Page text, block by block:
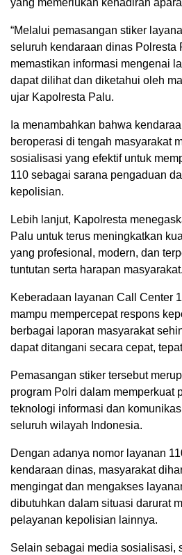
yang memerlukan kehadiran
“Melalui pemasangan stiker
seluruh kendaraan dinas Polresta
memastikan informasi mengenai
dapat dilihat dan diketahui oleh
ujar Kapolresta Palu.
Ia menambahkan bahwa
beroperasi di tengah masyarakat
sosialisasi yang efektif untuk
110 sebagai sarana pengaduan
kepolisian.
Lebih lanjut, Kapolresta
Palu untuk terus meningkatkan
yang profesional, modern, dan
tuntutan serta harapan masyarakat.
Keberadaan layanan Call Center
mampu mempercepat respons
berbagai laporan masyarakat
dapat ditangani secara cepat,
Pemasangan stiker tersebut
program Polri dalam memperkuat
teknologi informasi dan
seluruh wilayah Indonesia.
Dengan adanya nomor layanan
kendaraan dinas, masyarakat
mengingat dan mengakses
dibutuhkan dalam situasi darurat
pelayanan kepolisian lainnya.
Selain sebagai media sosialisasi,